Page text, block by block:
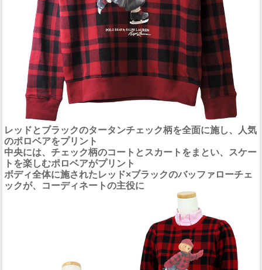
レッドとブラックのタータンチェック柄を全面に施し、人気
のポロベアをプリント
中央には、チェック柄のコートとスカートをまとい、スケー
トを楽しむポロベアがプリント
ボディ全体に施されたレッド×ブラックのバッファローチェ
ックが、コーディネートの主役に